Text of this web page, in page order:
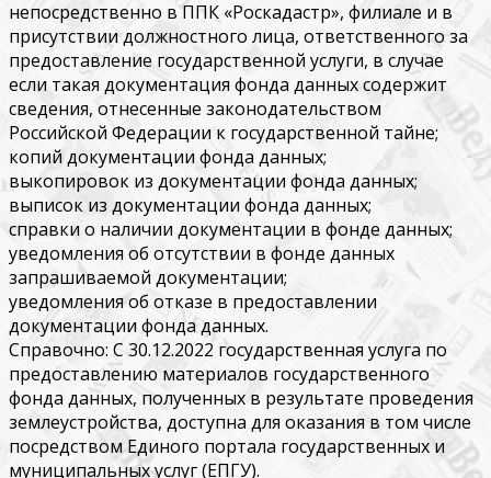
непосредственно в ППК «Роскадастр», филиале и в
присутствии должностного лица, ответственного за
предоставление государственной услуги, в случае
если такая документация фонда данных содержит
сведения, отнесенные законодательством
Российской Федерации к государственной тайне;
копий документации фонда данных;
выкопировок из документации фонда данных;
выписок из документации фонда данных;
справки о наличии документации в фонде данных;
уведомления об отсутствии в фонде данных
запрашиваемой документации;
уведомления об отказе в предоставлении
документации фонда данных.
Справочно: С 30.12.2022 государственная услуга по
предоставлению материалов государственного
фонда данных, полученных в результате проведения
землеустройства, доступна для оказания в том числе
посредством Единого портала государственных и
муниципальных услуг (ЕПГУ).